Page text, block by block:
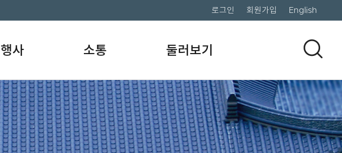
로그인 회원가입 English
행사 소통 둘러보기